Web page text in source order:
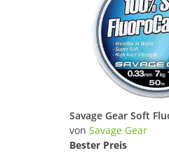
von Savage Gear
Bester Preis